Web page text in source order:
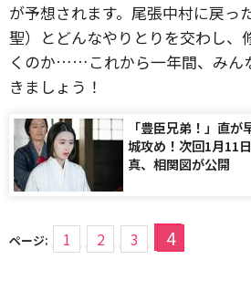
が予想されます。尾張中村に戻っ
聖）とどんなやりとりを交わし、
くのか……これから一年間、みん
きましょう！
「豊臣兄弟！」直
城攻め！次回1月11
真、相関図が公開
ページ: 1 2 3 4